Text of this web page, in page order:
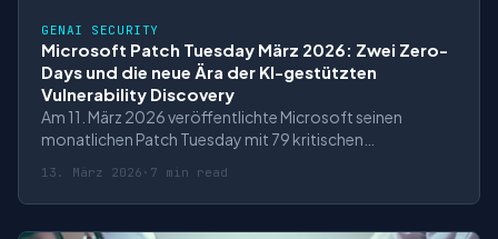
GENAI SECURITY
Microsoft Patch Tuesday März 2026: Zwei Zero-
Days und die neue Ära der KI-gestützten
Vulnerability Discovery
Am 11. März 2026 veröffentlichte Microsoft seinen
monatlichen Patch Tuesday mit 79 kritischen
bekannte Zero-Day-Vulnerabilities. Was diese Patch-
Welle besonders bemerkenswert macht: Sie markiert
einen Wendepunkt in der Cybersecurity-Industrie. Wäh
13. März 2026 · 7 min read